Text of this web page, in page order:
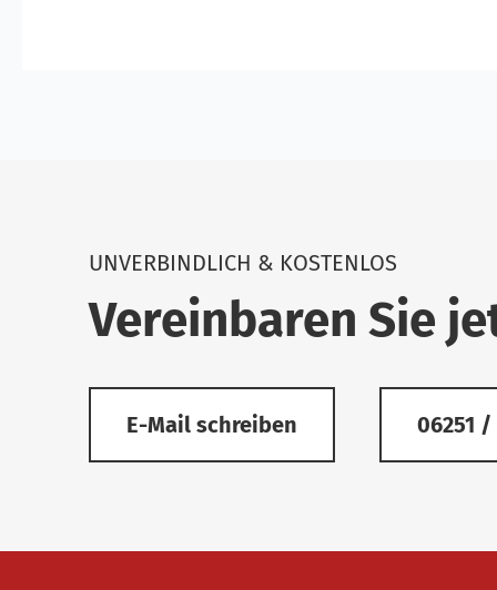
UNVERBINDLICH & KOSTENLOS
Vereinbaren Sie
E-Mail schreiben 06251 /